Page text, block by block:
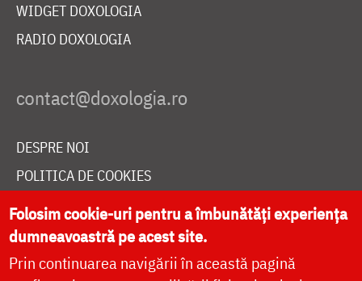
WIDGET DOXOLOGIA
RADIO DOXOLOGIA
DESPRE NOI
POLITICA DE COOKIES
DONEAZĂ ONLINE PENTRU CATEDRALA NAȚIONALĂ
LIVE
Folosim cookie-uri pentru a îmbunătăți experiența
dumneavoastră pe acest site.
Prin continuarea navigării în această pagină